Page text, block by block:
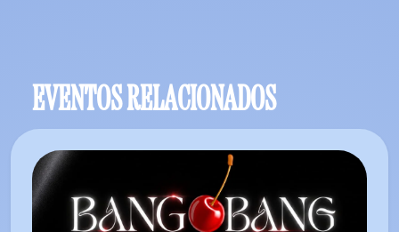
EVENTOS RELACIONADOS